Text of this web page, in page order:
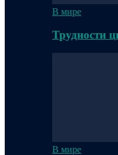
В мире
Трудности
В мире